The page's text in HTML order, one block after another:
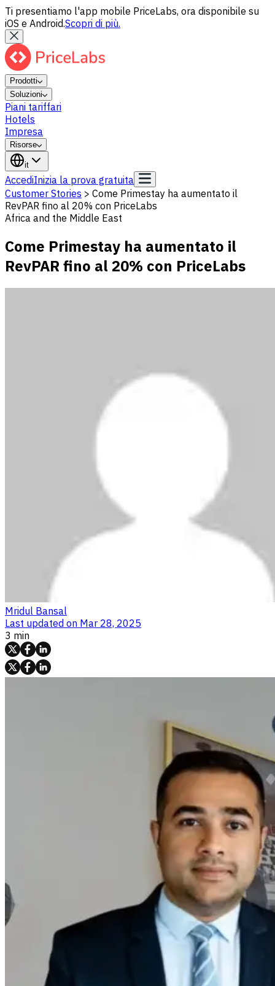
Ti presentiamo l'app mobile PriceLabs, ora disponibile su
iOS e Android.Scopri di più.
Prodotti
Soluzioni
Piani tariffari
Hotels
Impresa
Risorse
it
AccediInizia la prova gratuita
Customer Stories > Come Primestay ha aumentato il
RevPAR fino al 20% con PriceLabs
Africa and the Middle East
Come Primestay ha aumentato il
RevPAR fino al 20% con PriceLabs
Mridul Bansal
Last updated on Mar 28, 2025
3 min